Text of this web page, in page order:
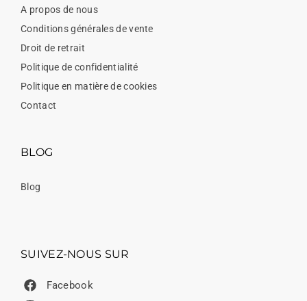
A propos de nous
Conditions générales de vente
Droit de retrait
Politique de confidentialité
Politique en matière de cookies
Contact
BLOG
Blog
SUIVEZ-NOUS SUR
Facebook